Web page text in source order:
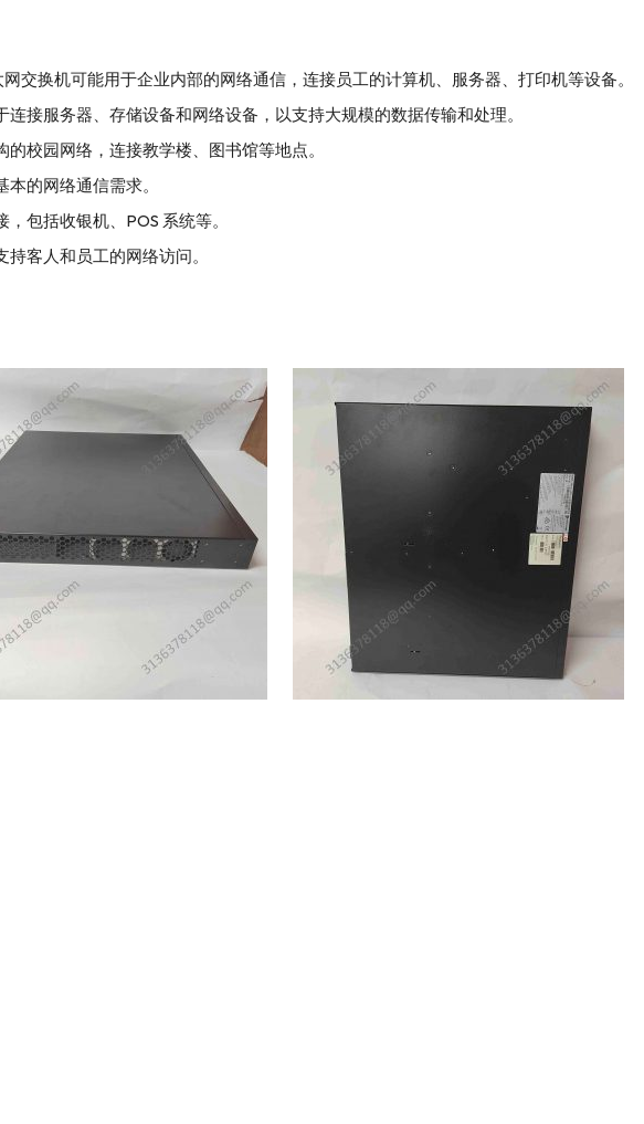
交换机可能用于企业内部的网络通信，连接员工的计算机、服务器、打印机等设备。
接服务器、存储设备和网络设备，以支持大规模的数据传输和处理。
校园网络，连接教学楼、图书馆等地点。
的网络通信需求。
包括收银机、POS 系统等。
客人和员工的网络访问。